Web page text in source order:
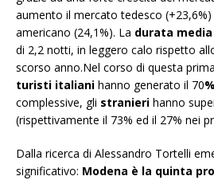
aumento il mercato tedesco
americano (24,1%). La durata
di 2,2 notti, in leggero calo rispetto
scorso anno.Nel corso di questa
turisti italiani hanno generato il 70%
complessive, gli stranieri hanno
(rispettivamente il 73% ed il 27% nei
Dalla ricerca di Alessandro Tortelli
significativo: Modena è la quinta